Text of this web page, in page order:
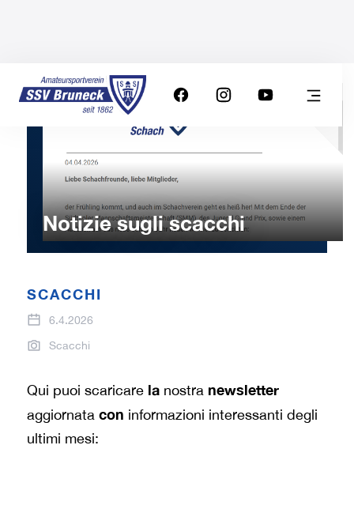
Notizie sugli scacchi
SCACCHI
6.4.2026
Scacchi
Qui puoi scaricare la nostra newsletter
aggiornata con informazioni interessanti degli
ultimi mesi: